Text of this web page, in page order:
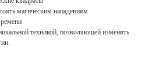
магическим нападениям
техникой, позволяющей изменять